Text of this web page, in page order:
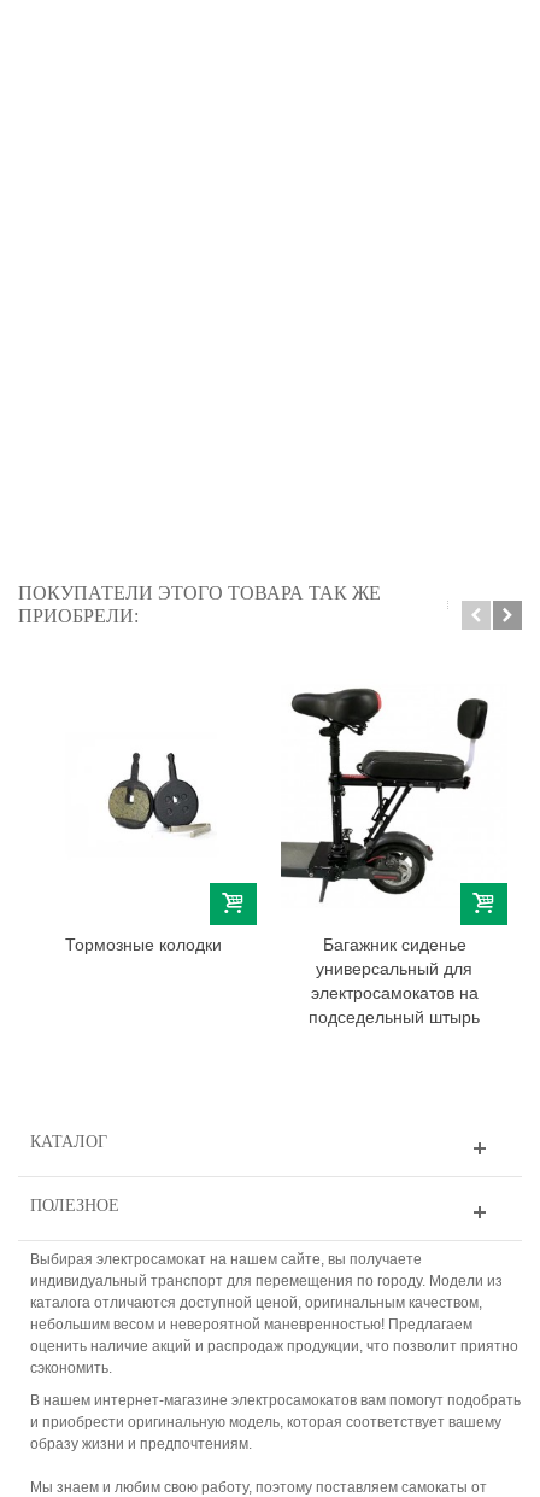
ПОКУПАТЕЛИ ЭТОГО ТОВАРА ТАК ЖЕ
ПРИОБРЕЛИ:
Тормозные колодки
Багажник сиденье
универсальный для
электросамокатов на
подседельный штырь
КАТАЛОГ
ПОЛЕЗНОЕ
Выбирая электросамокат на нашем сайте, вы получаете
индивидуальный транспорт для перемещения по городу. Модели из
каталога отличаются доступной ценой, оригинальным качеством,
небольшим весом и невероятной маневренностью! Предлагаем
оценить наличие акций и распродаж продукции, что позволит приятно
сэкономить.
В нашем интернет-магазине электросамокатов вам помогут подобрать
и приобрести оригинальную модель, которая соответствует вашему
образу жизни и предпочтениям.
Мы знаем и любим свою работу, поэтому поставляем самокаты от